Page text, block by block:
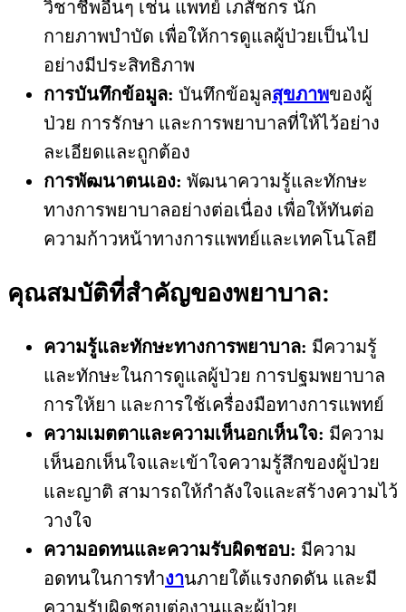
วิชาชีพอื่นๆ เช่น แพทย์ เภสัชกร นัก
กายภาพบำบัด เพื่อให้การดูแลผู้ป่วยเป็นไป
อย่างมีประสิทธิภาพ
การบันทึกข้อมูล: บันทึกข้อมูลสุขภาพของผู้
ป่วย การรักษา และการพยาบาลที่ให้ไว้อย่าง
ละเอียดและถูกต้อง
การพัฒนาตนเอง: พัฒนาความรู้และทักษะ
ทางการพยาบาลอย่างต่อเนื่อง เพื่อให้ทันต่อ
ความก้าวหน้าทางการแพทย์และเทคโนโลยี
คุณสมบัติที่สำคัญของพยาบาล:
ความรู้และทักษะทางการพยาบาล: มีความรู้
และทักษะในการดูแลผู้ป่วย การปฐมพยาบาล
การให้ยา และการใช้เครื่องมือทางการแพทย์
ความเมตตาและความเห็นอกเห็นใจ: มีความ
เห็นอกเห็นใจและเข้าใจความรู้สึกของผู้ป่วย
และญาติ สามารถให้กำลังใจและสร้างความไว้
วางใจ
ความอดทนและความรับผิดชอบ: มีความ
อดทนในการทำงานภายใต้แรงกดดัน และมี
ความรับผิดชอบต่องานและผู้ป่วย